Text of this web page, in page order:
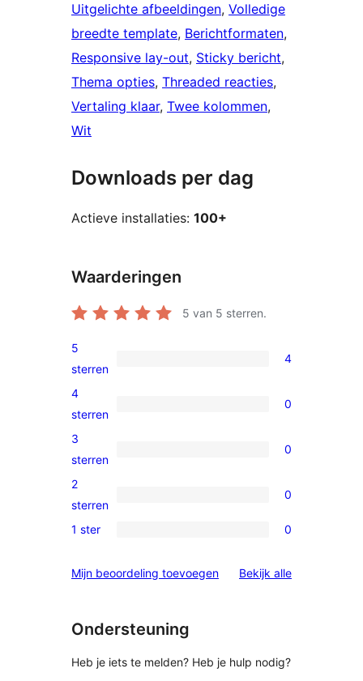
Uitgelichte afbeeldingen, Volledige
breedte template, Berichtformaten
Responsive lay-out, Sticky bericht
Thema opties, Threaded reacties
Vertaling klaar, Twee kolommen
Wit
Downloads per dag
Actieve installaties: 100+
Waarderingen
5 van 5 sterren.
4
5
sterren
5
sterren
4
0
4
sterren
4
sterren
0
0
3
sterren
3
sterren
0
0
2
beoordelingen
2
sterren
0
0
sterren
1 ster 0
Mijn beoordeling toevoegen Bekijk alle
Ondersteuning
Heb je iets te melden? Heb je hulp nodig?